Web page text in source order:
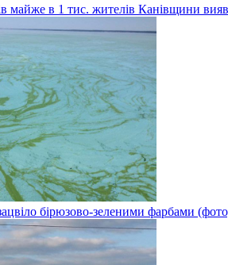
майже в 1 тис. жителів Канівщини
бірюзово-зеленими фарбами